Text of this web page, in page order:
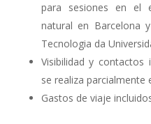
para sesiones en el
natural en Barcelona
Tecnologia da
Visibilidad y contactos
se realiza parcialmente
Gastos de viaje